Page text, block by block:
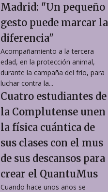
Madrid: "Un pequeño
gesto puede marcar la
diferencia"
Acompañamiento a la tercera
edad, en la protección animal,
durante la campaña del frío, para
luchar contra la...
Cuatro estudiantes de
la Complutense unen
la física cuántica de
sus clases con el mus
de sus descansos para
crear el QuantuMus
Cuando hace unos años se